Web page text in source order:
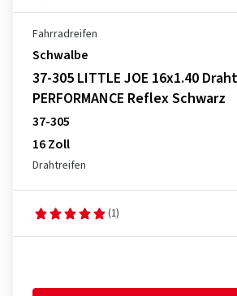
Fahrradreifen
Schwalbe
37-305 LITTLE JOE 16x1.40
PERFORMANCE Reflex Schwarz
37-305
16 Zoll
Drahtreifen
(1)